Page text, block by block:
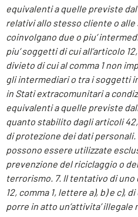
equivalenti a quelle previste
relativi allo stesso cliente o
coinvolgano due o piu’
piu’ soggetti di cui all’articolo
divieto di cui al comma 1 non
gli intermediari o tra i soggetti
in Stati extracomunitari a
equivalenti a quelle previste
quanto stabilito dagli articoli
di protezione dei dati
possono essere utilizzate
prevenzione del riciclaggio o
terrorismo. 7. Il tentativo di
12, comma 1, lettere a), b) e c),
porre in atto un’attivita’ illegale